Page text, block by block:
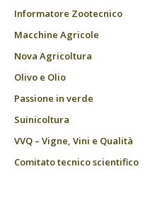
Informatore Zootecnico
Macchine Agricole
Nova Agricoltura
Olivo e Olio
Passione in verde
Suinicoltura
VVQ – Vigne, Vini e Qualità
Comitato tecnico scientifico